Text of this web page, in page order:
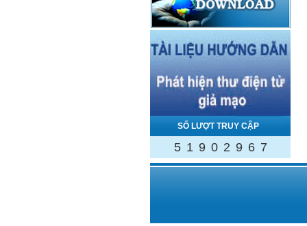
SỐ LƯỢT TRUY CẬP
5 1 9 0 2 9 6 7